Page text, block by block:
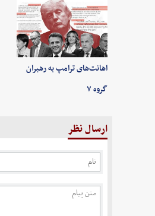
اهانت‌های ترامپ به رهبران
گروه ۷
ارسال نظر